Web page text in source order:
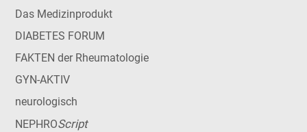
Das Medizinprodukt
DIABETES FORUM
FAKTEN der Rheumatologie
GYN-AKTIV
neurologisch
NEPHROScript